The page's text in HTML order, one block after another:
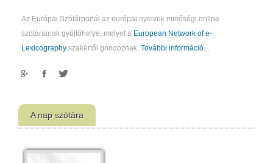
Az Európai Szótárportál az európai nyelvek minőségi online
szótárainak gyűjtőhelye, melyet a European Network of e-
Lexicography szakértői gondoznak. További információ...
A nap szótára